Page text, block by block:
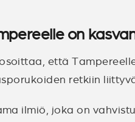
on
että
retkiin
ilmiö, joka on